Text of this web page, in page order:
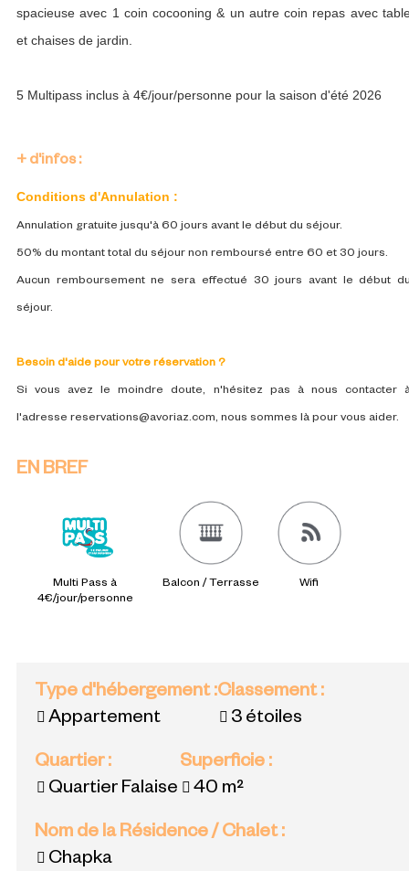
spacieuse avec 1 coin cocooning & un autre coin repas avec
et chaises de jardin.
5 Multipass inclus à 4€/jour/personne pour la saison d'été 2026
+ d'infos :
Conditions d'Annulation :
Annulation gratuite jusqu'à 60 jours avant le début du séjour.
50% du montant total du séjour non remboursé entre 60 et 30 jours.
Aucun remboursement ne sera effectué 30 jours avant le début
séjour.
Besoin d'aide pour votre réservation ?
Si vous avez le moindre doute, n'hésitez pas à nous contacter
l'adresse reservations@avoriaz.com, nous sommes là pour vous aider.
EN BREF
Multi Pass à
4€/jour/personne
Balcon / Terrasse Wifi
Type d'hébergement:
Appartement
Classement:
3 étoiles
Quartier:
Quartier Falaise
Superficie :
40 m²
Nom de la Résidence / Chalet:
Chapka